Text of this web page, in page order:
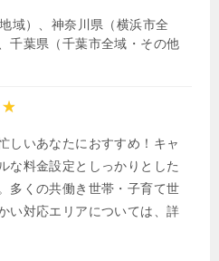
域）、神奈川県（横浜市全
千葉県（千葉市全域・その他
しいあなたにおすすめ！キャ
な料金設定としっかりとした
多くの共働き世帯・子育て世
い対応エリアについては、詳